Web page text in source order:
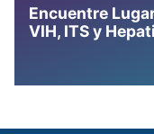
Encuentre
VIH, ITS y